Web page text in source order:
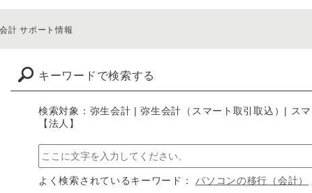
計 サポート情報
キーワードで検索する
検索対象：弥生会計 | 弥生会計（スマート取引取込）| ス
【法人】
よく検索されているキーワード：パソコンの移行（会計）